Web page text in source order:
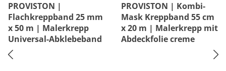
PROVISTON |
Flachkreppband 25 mm
x 50 m | Malerkrepp
Universal-Abklebeband
PROVISTON | Kombi-
Mask Kreppband 55 cm
x 20 m | Malerkrepp mit
Abdeckfolie creme